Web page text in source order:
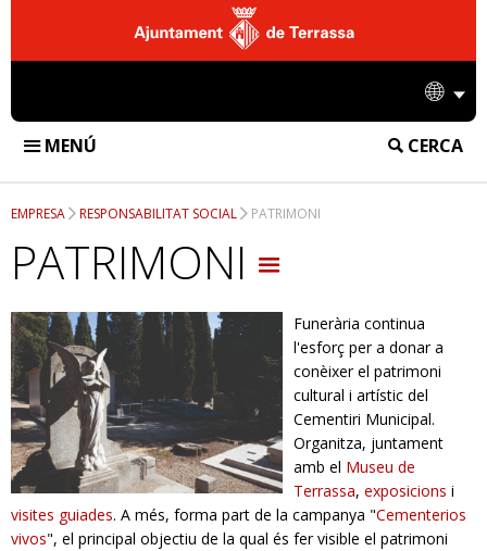
Ajuntament
de
Terrassa
MENÚ
CERCA
TANATORI
CREMATORI
CEMENTIRI
SERVEIS FUNERARIS
SERVEIS DE CREMATORI
SERVEIS DE CEMENTIRI
DIFUSIÓ
NOTÍCIES
ACCIONS
EMPRESA
CONTACTE
INFORMACIÓ CORPORATIVA
RESPONSABILITAT SOCIAL
EMPRESA RESPONSABILITAT SOCIAL PATRIMONI
PATRIMONI
Funerària continua
l'esforç per a donar a
conèixer el patrimoni
cultural i artístic del
Cementiri Municipal.
Organitza, juntament
amb el Museu de
Terrassa, exposicions i
visites guiades. A més, forma part de la campanya "Cementerios
vivos", el principal objectiu de la qual és fer visible el patrimoni